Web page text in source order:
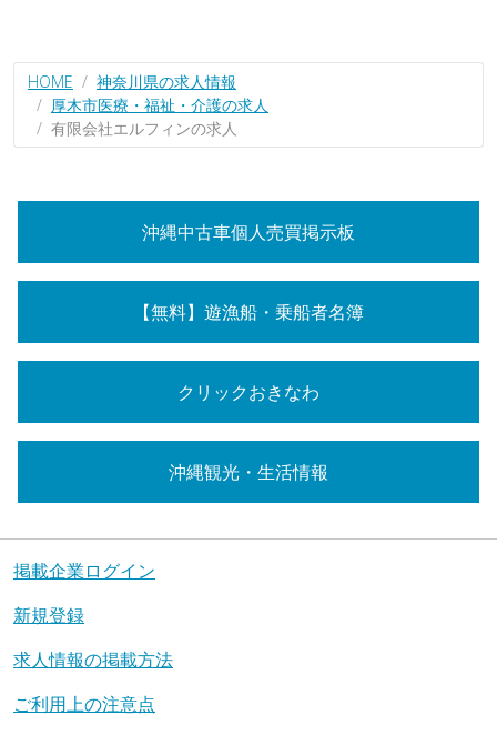
HOME
神奈川県の求人情報
厚木市医療・福祉・介護の求人
有限会社エルフィンの求人
沖縄中古車個人売買掲示板
【無料】遊漁船・乗船者名簿
クリックおきなわ
沖縄観光・生活情報
掲載企業ログイン
新規登録
求人情報の掲載方法
ご利用上の注意点